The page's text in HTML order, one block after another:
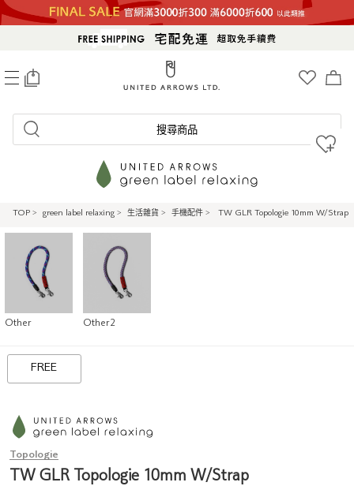
搜尋商品
TOP > green label relaxing > 生活雜貨 > 手機配件 > TW GLR Topologie 10mm W/Strap
Other Other2
FREE
Topologie
TW GLR Topologie 10mm W/Strap